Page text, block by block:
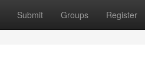
Submit Groups Register